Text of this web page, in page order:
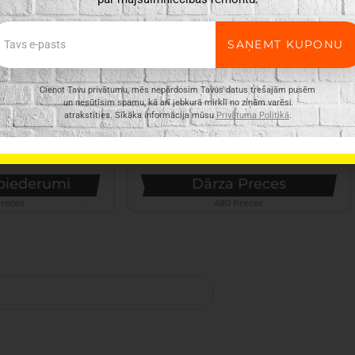
Dārza Preces
SAŅEMT KUPONU
Cienot Tavu privātumu, mēs nepārdosim Tavus datus trešajām pusēm
un nesūtīsim spamu, kā arī jebkurā mirklī no ziņām varēsi
atrakstīties. Sīkāka informācija mūsuPrivātuma Politikā.